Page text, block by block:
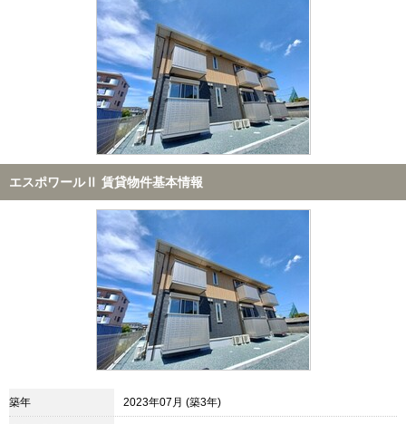
エスポワールⅡ 賃貸物件基本情報
築年 2023年07月 (築3年)